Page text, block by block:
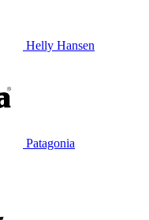
Helly Hansen
Patagonia